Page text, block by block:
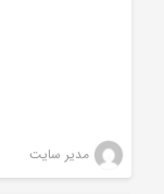
مدیر سایت